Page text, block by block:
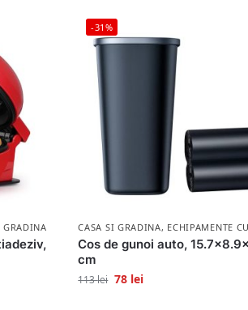
GRADINA
-31%
CASA SI GRADINA, ECHIPAMENTE
Cos de gunoi auto,
cm
113lei 78 lei